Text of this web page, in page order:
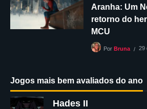
Aranha: Um
retorno do
MCU
Por Bruna 29
Jogos mais bem avaliados do ano
Hades II